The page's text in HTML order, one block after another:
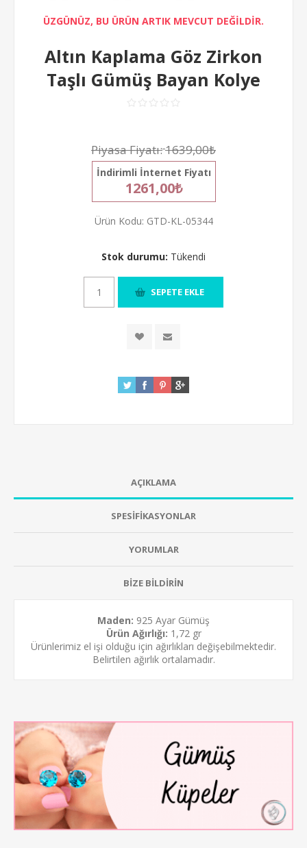
ÜZGÜNÜZ, BU ÜRÜN ARTIK MEVCUT DEĞİLDİR.
Altın Kaplama Göz Zirkon
Taşlı Gümüş Bayan Kolye
Piyasa Fiyatı:1639,00₺
İndirimli İnternet Fiyatı
1261,00₺
Ürün Kodu: GTD-KL-05344
Stok durumu: Tükendi
AÇIKLAMA
SPESİFİKASYONLAR
YORUMLAR
BİZE BİLDİRİN
Maden: 925 Ayar Gümüş
Ürün Ağırlığı: 1,72 gr
Ürünlerimiz el işi olduğu için ağırlıkları değişebilmektedir.
Belirtilen ağırlık ortalamadır.